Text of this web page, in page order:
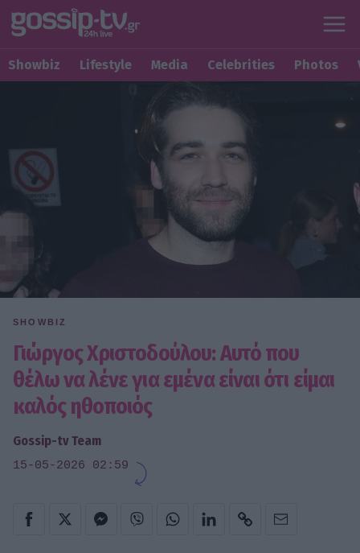
Showbiz Lifestyle Media Celebrities Photos
SHOWBIZ
Γιώργος Χριστοδούλου: Αυτό που
θέλω να λένε για εμένα είναι ότι είμαι
καλός ηθοποιός
Gossip-tv Team
15-05-2026 02:59